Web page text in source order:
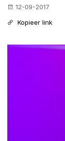
12-09-2017
Kopieer link